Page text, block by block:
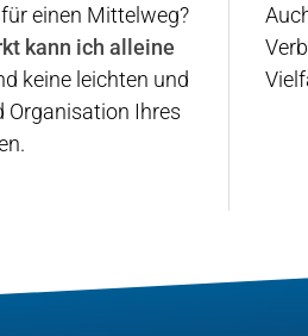
einen Mittelweg?
kann ich alleine
keine leichten und
Organisation Ihres